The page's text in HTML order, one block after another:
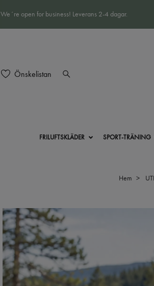
We´re open for business! Leverans 2-4 dagar.
Önskelistan
FRILUFTSKLÄDER SPORT-TRÄNING
Hem